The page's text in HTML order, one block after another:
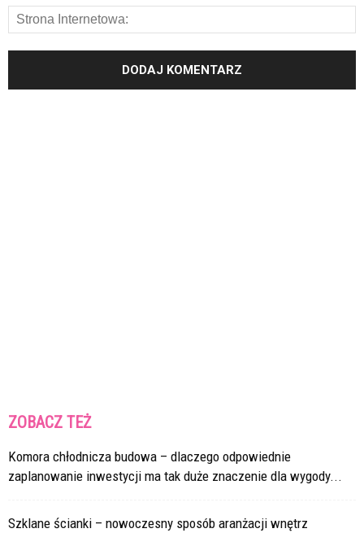
ZOBACZ TEŻ
Komora chłodnicza budowa – dlaczego odpowiednie
zaplanowanie inwestycji ma tak duże znaczenie dla wygody...
Szklane ścianki – nowoczesny sposób aranżacji wnętrz